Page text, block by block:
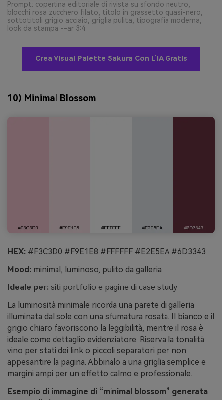
Prompt: copertina editoriale di rivista su sfondo neutro,
blocchi rosa zucchero filato, titolo in grassetto quasi-nero,
sottotitoli grigio acciaio, griglia pulita, tipografia moderna,
look da stampa --ar 3:4
Crea Visual Palette Sakura Con L’IA Gratis
10) Minimal Blossom
HEX: #F3C3D0 #F9E1E8 #FFFFFF #E2E5EA #6D3343
Mood: minimal, luminoso, pulito da galleria
Ideale per: siti portfolio e pagine di case study
La luminosità minimale ricorda una parete di galleria
illuminata dal sole con una sfumatura rosata. Il bianco e il
grigio chiaro favoriscono la leggibilità, mentre il rosa è
ideale come dettaglio evidenziatore. Riserva la tonalità
vino per stati dei link o piccoli separatori per non
appesantire la pagina. Abbinalo a una griglia semplice e
margini ampi per un effetto calmo e professionale.
Esempio di immagine di “minimal blossom” generata